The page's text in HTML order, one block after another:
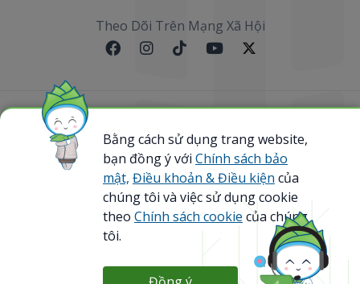
Theo Dõi Trên Mạng Xã Hội
Sơ đồ website
@ 2023 Bamboo Airways Copyright. All Rights
Reserved.
Business Registration Code: 0107867370
Bằng cách sử dụng trang website,
bạn đồng ý với Chính sách bảo
mật, Điều khoản & Điều kiện của
chúng tôi và việc sử dụng cookie
theo Chính sách cookie của chúng
tôi.